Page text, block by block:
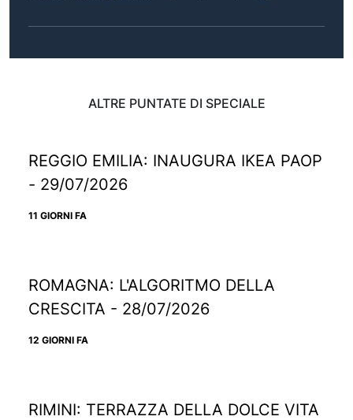
ALTRE PUNTATE DI SPECIALE
REGGIO EMILIA: INAUGURA IKEA PAOP
- 29/07/2026
11 GIORNI FA
ROMAGNA: L'ALGORITMO DELLA
CRESCITA - 28/07/2026
12 GIORNI FA
RIMINI: TERRAZZA DELLA DOLCE VITA